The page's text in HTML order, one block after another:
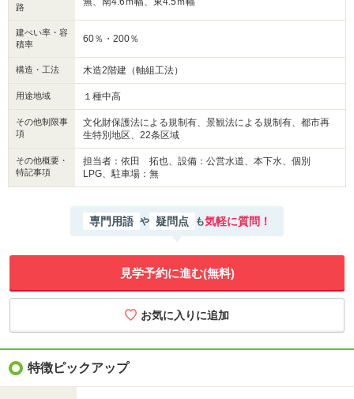
路
建ぺい率・容
積率
60％・200％
構造・工法 木造2階建（軸組工法）
用途地域 １種中高
その他制限事
項
文化財保護法による規制有、景観法による規制有、都市再
生特別地区、22条区域
その他概要・
特記事項
担当者：依田 拓也、設備：公営水道、本下水、個別
LPG、駐車場：無
専門用語 や 疑問点 も気軽に質問！
見学予約に進む(無料)
特徴ピックアップ